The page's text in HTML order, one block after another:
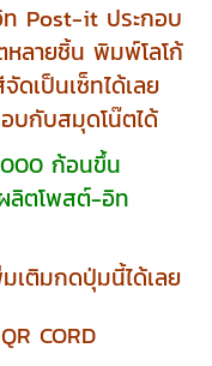
Post-it ประกอบ
หลายชิ้น พิมพ์โลโก้
เป็นเซ็ทได้เลย
บกับสมุดโน๊ตได้
ก้อนขึ้น
ผลิตโพสต์-อิท
เติมกดปุ่มนี้ได้เลย
CORD